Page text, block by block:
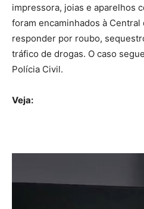
impressora, joias e aparelhos
foram encaminhados à
responder por roubo,
tráfico de drogas. O caso
Polícia Civil.
Veja: